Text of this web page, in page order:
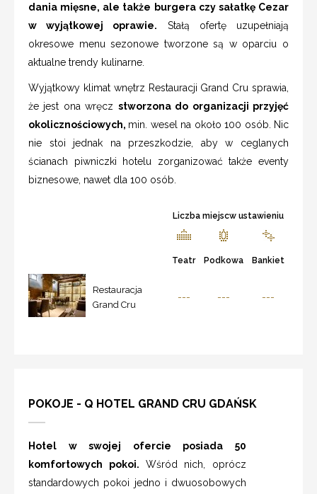
dania mięsne, ale także burgera czy sałatkę Cezar
w wyjątkowej oprawie. Stałą ofertę uzupełniają
okresowe menu sezonowe tworzone są w oparciu o
aktualne trendy kulinarne.
Wyjątkowy klimat wnętrz Restauracji Grand Cru sprawia,
że jest ona wręcz stworzona do organizacji przyjęć
okolicznościowych, min. wesel na około 100 osób. Nic
nie stoi jednak na przeszkodzie, aby w ceglanych
ścianach piwniczki hotelu zorganizować także eventy
biznesowe, nawet dla 100 osób.
Liczba miejscw ustawieniu
Teatr Podkowa Bankiet
Restauracja
Grand Cru
--- --- ---
POKOJE - Q HOTEL GRAND CRU GDAŃSK
Hotel w swojej ofercie posiada 50
komfortowych pokoi. Wśród nich, oprócz
standardowych pokoi jedno i dwuosobowych